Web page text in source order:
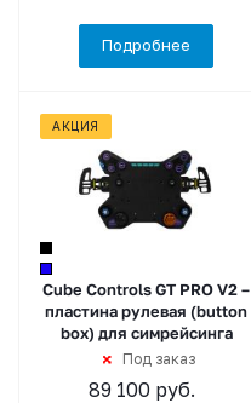
Подробнее
АКЦИЯ
Cube Controls GT PRO V2 –
пластина рулевая (button
box) для симрейсинга
Под заказ
89 100 руб.